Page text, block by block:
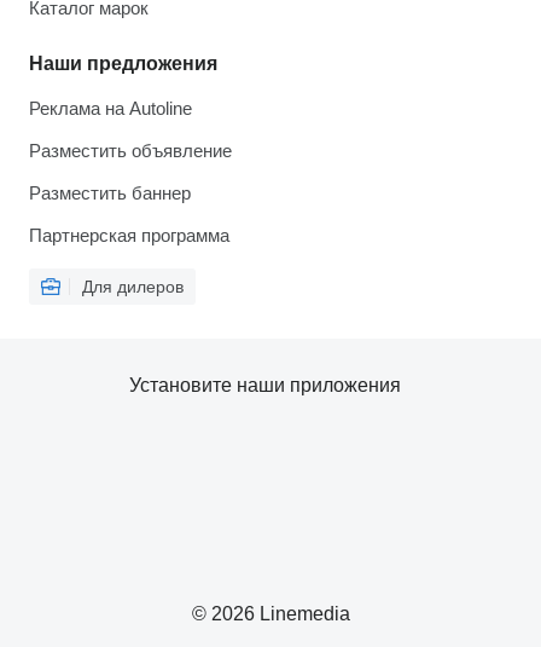
Каталог марок
Наши предложения
Реклама на Autoline
Разместить объявление
Разместить баннер
Партнерская программа
Для дилеров
© 2026 Linemedia
Установите наши приложения